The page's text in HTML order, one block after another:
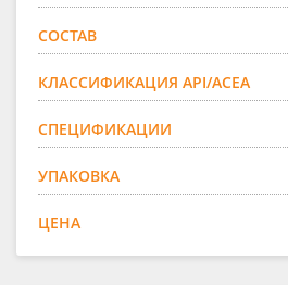
СОСТАВ
КЛАССИФИКАЦИЯ API/ACEA
СПЕЦИФИКАЦИИ
УПАКОВКА
ЦЕНА